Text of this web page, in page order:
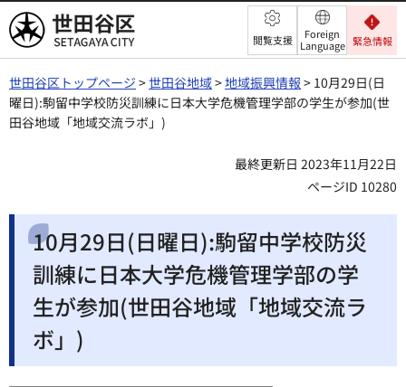
世田谷区 閲覧支援
Foreign
Language 緊急情報
世田谷区トップページ >世田谷地域>地域振興情報 > 10月29日(日
曜日):駒留中学校防災訓練に日本大学危機管理学部の学生が参加(世
田谷地域「地域交流ラボ」)
最終更新日 2023年11月22日
ページID 10280
10月29日(日曜日):駒留中学校防災
訓練に日本大学危機管理学部の学
生が参加(世田谷地域「地域交流ラ
ボ」)